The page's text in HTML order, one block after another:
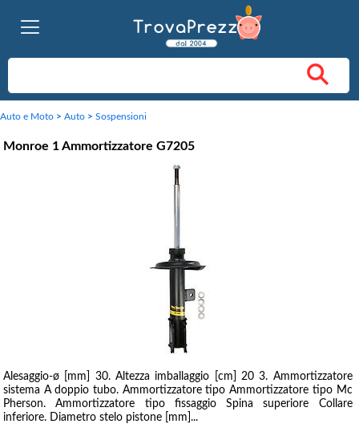
Auto e Moto > Auto > Sospensioni
Monroe 1 Ammortizzatore G7205
Alesaggio-ø [mm] 30. Altezza imballaggio [cm] 20 3. Ammortizzatore
sistema A doppio tubo. Ammortizzatore tipo Ammortizzatore tipo Mc
Pherson. Ammortizzatore tipo fissaggio Spina superiore Collare
inferiore. Diametro stelo pistone [mm]...